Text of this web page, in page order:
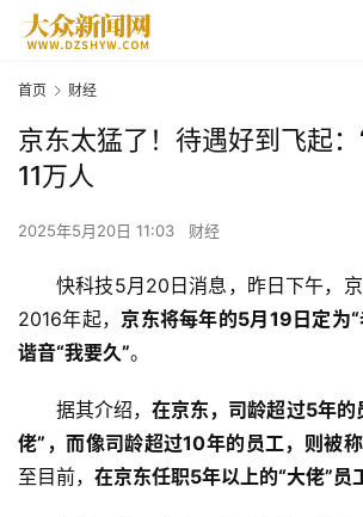
首页 财经
京东太猛了！待遇好到飞起：
11万人
2025年5月20日 11:03 财经
快科技5月20日消息，昨日下午，
2016年起， 京东将每年的5月19日定为
谐音“我要久”。
据其介绍，在京东，司龄超过5年的
佬”，而像司龄超过10年的员工，则被称
至目前， 在京东任职5年以上的“大佬”员